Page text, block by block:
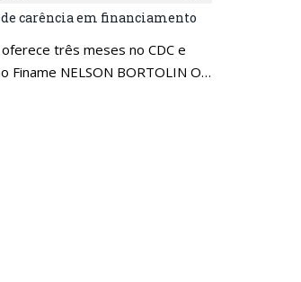
carência em financiamento
oferece três meses no CDC e
Finame NELSON BORTOLIN O…